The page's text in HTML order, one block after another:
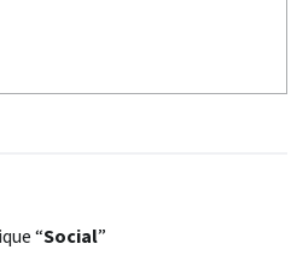
“Social”